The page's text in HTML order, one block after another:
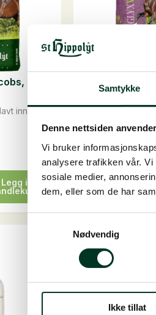
Samtykke
Denne nettsiden
Vi bruker
analysere trafikken vår.
sosiale medier,
dem, eller som de har
Nødvendig
Ikke tillat
innhold
20
Legg i
På lager
kan op...
GlyxWiese
675,00NOK
GlyxWiese
Müsli,
15
antall